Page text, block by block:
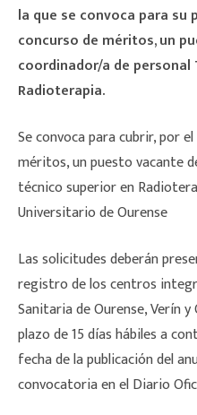
la que se convoca para su
concurso de méritos, un
coordinador/a de personal
Radioterapia.
Se convoca para cubrir, por
méritos, un puesto vacante
técnico superior en
Universitario de Ourense
Las solicitudes deberán
registro de los centros
Sanitaria de Ourense, Verín
plazo de 15 días hábiles a
fecha de la publicación del
convocatoria en el Diario